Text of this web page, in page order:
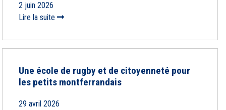
2 juin 2026
Lire la suite
Une école de rugby et de citoyenneté pour
les petits montferrandais
29 avril 2026